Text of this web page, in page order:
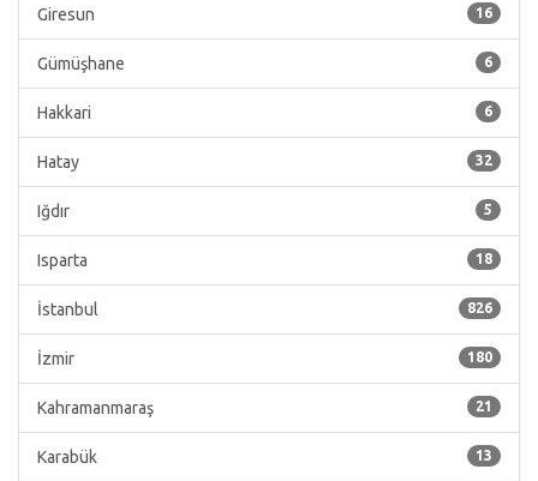
16
Giresun
6
Gümüşhane
6
Hakkari
32
Hatay
5
Iğdır
18
Isparta
826
İstanbul
180
İzmir
21
Kahramanmaraş
13
Karabük